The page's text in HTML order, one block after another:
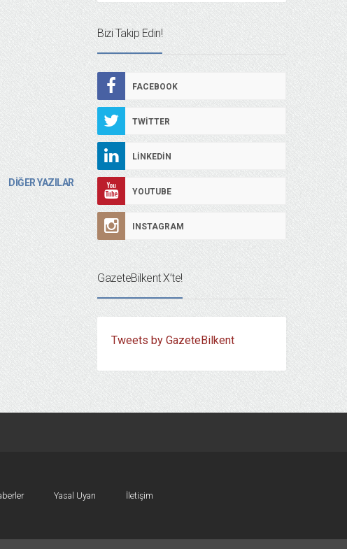
DİĞER YAZILAR
Bizi Takip Edin!
FACEBOOK
TWITTER
LINKEDIN
YOUTUBE
INSTAGRAM
GazeteBilkent X’te!
Tweets by GazeteBilkent
Yasal Uyarı İletişim